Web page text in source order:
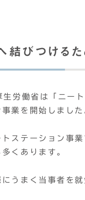
びつけるた
労働省は「ニート
業を開始しました
ステーション事
くあります。
うまく当事者を